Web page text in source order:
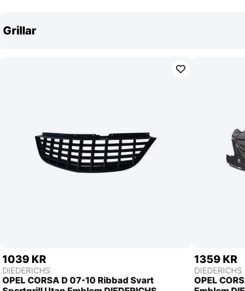
Grillar
1039 KR
DIEDERICHS
OPEL CORSA D 07-10 Ribbad Svart
1359 KR
DIEDERICHS
OPEL